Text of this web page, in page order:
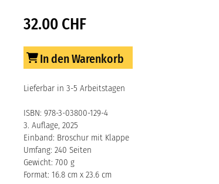
32.00 CHF
In den Warenkorb
Lieferbar in 3-5 Arbeitstagen
ISBN: 978-3-03800-129-4
3. Auflage, 2025
Einband: Broschur mit Klappe
Umfang: 240 Seiten
Gewicht: 700 g
Format: 16.8 cm x 23.6 cm